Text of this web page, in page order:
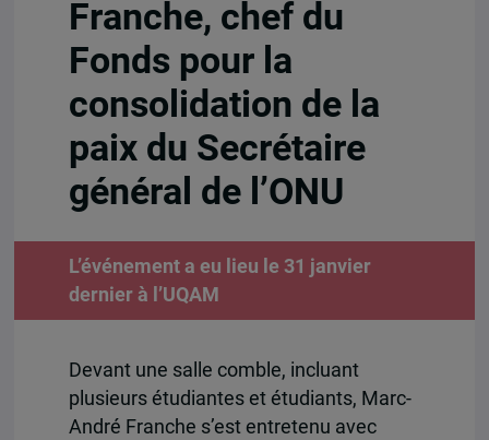
Franche, chef du
Fonds pour la
consolidation de la
paix du Secrétaire
général de l’ONU
L’événement a eu lieu le 31 janvier
dernier à l’UQAM
Devant une salle comble, incluant
plusieurs étudiantes et étudiants, Marc-
André Franche s’est entretenu avec